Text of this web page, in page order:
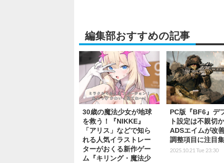
編集部おすすめの記事
30歳の魔法少女が地球
を救う！『NIKKE』
「アリス」などで知ら
れる人気イラストレー
ターがおくる新作ゲー
ム『キリング・魔法少
PC版『BF6』デ
ト設定は不親切
ADSエイムが改
調整項目に注目
2025.10.21 Tue 23:30